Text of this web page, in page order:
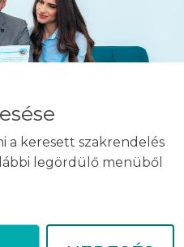
a keresett szakrendelés
legördülő menüből